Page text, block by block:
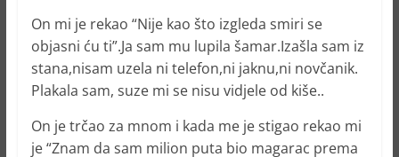
On mi je rekao “Nije kao što izgleda smiri se
objasni ću ti”.Ja sam mu lupila šamar.Izašla sam iz
stana,nisam uzela ni telefon,ni jaknu,ni novčanik.
Plakala sam, suze mi se nisu vidjele od kiše..
On je trčao za mnom i kada me je stigao rekao mi
je “Znam da sam milion puta bio magarac prema